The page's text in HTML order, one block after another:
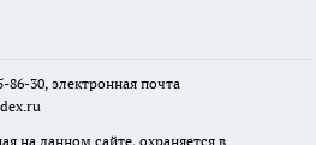
86-30, электронная почта
на данном сайте, охраняется в